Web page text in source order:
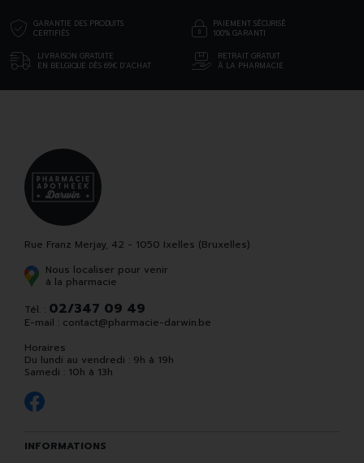
GARANTIE DES PRODUITS
CERTIFIÉS
PAIEMENT SÉCURISÉ
100% GARANTI
LIVRAISON GRATUITE
EN BELGIQUE DÈS 69€ D’ACHAT
RETRAIT GRATUIT
À LA PHARMACIE
Rue Franz Merjay, 42 - 1050 Ixelles (Bruxelles)
Nous localiser pour venir
à la pharmacie
Tél. : 02/347 09 49
E-mail : contact@pharmacie-darwin.be
Horaires
Du lundi au vendredi : 9h à 19h
Samedi : 10h à 13h
INFORMATIONS